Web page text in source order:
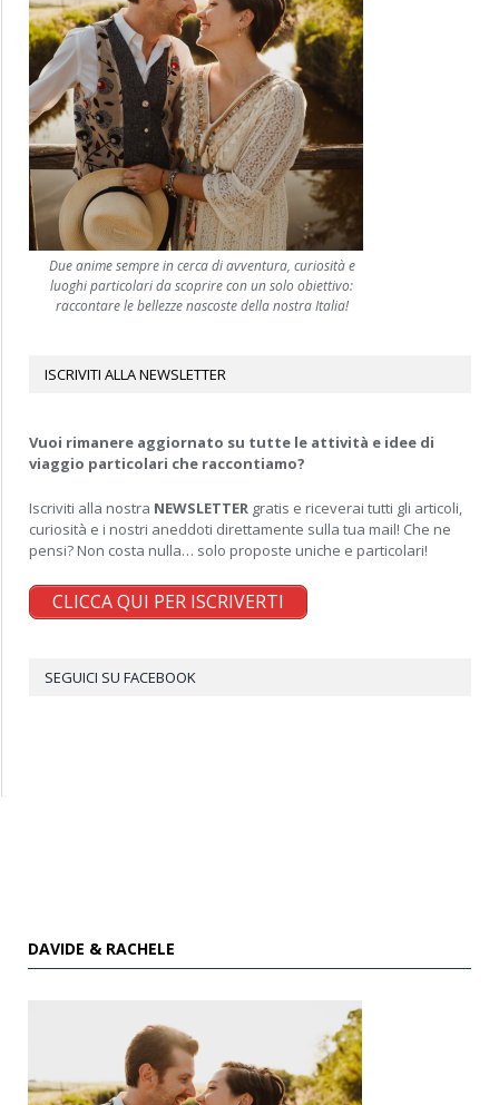
Due anime sempre in cerca di avventura, curiosità e
luoghi particolari da scoprire con un solo obiettivo:
raccontare le bellezze nascoste della nostra Italia!
ISCRIVITI ALLA NEWSLETTER
Vuoi rimanere aggiornato su tutte le attività e idee di
viaggio particolari che raccontiamo?
Iscriviti alla nostra NEWSLETTER gratis e riceverai tutti gli articoli,
curiosità e i nostri aneddoti direttamente sulla tua mail! Che ne
pensi? Non costa nulla… solo proposte uniche e particolari!
CLICCA QUI PER ISCRIVERTI
SEGUICI SU FACEBOOK
DAVIDE & RACHELE